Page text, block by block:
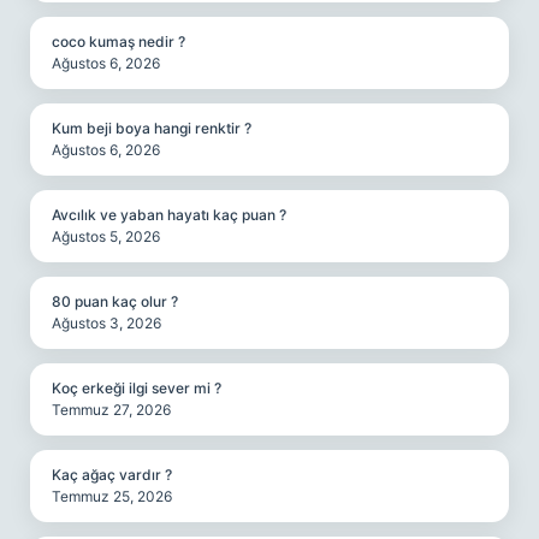
coco kumaş nedir ?
Ağustos 6, 2026
Kum beji boya hangi renktir ?
Ağustos 6, 2026
Avcılık ve yaban hayatı kaç puan ?
Ağustos 5, 2026
80 puan kaç olur ?
Ağustos 3, 2026
Koç erkeği ilgi sever mi ?
Temmuz 27, 2026
Kaç ağaç vardır ?
Temmuz 25, 2026